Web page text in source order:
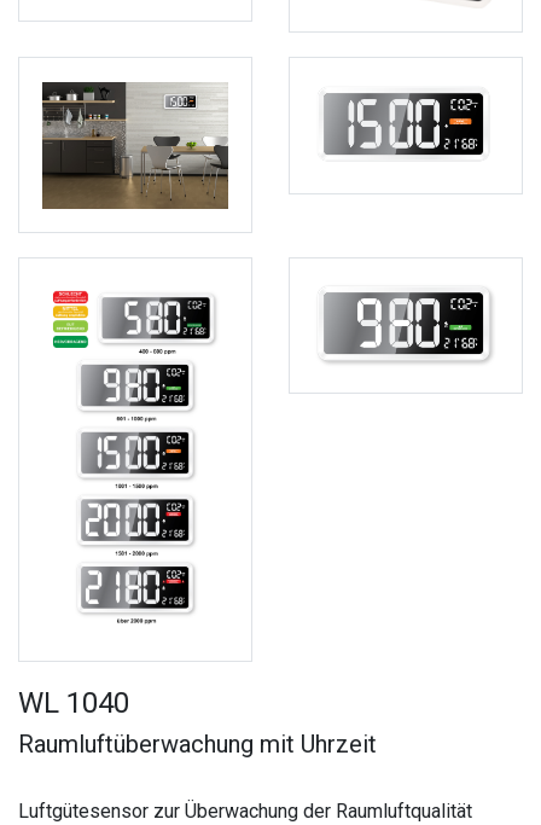
WL 1040
Raumluftüberwachung mit Uhrzeit
Luftgütesensor zur Überwachung der Raumluftqualität